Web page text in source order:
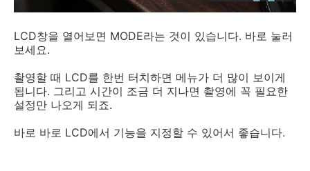
LCD창을 열어보면 MODE라는 것이 있습니다. 바로 눌러
보세요.
촬영할 때 LCD를 한번 터치하면 메뉴가 더 많이 보이게
됩니다. 그리고 시간이 조금 더 지나면 촬영에 꼭 필요한
설정만 나오게 되죠.
바로 바로 LCD에서 기능을 지정할 수 있어서 좋습니다.